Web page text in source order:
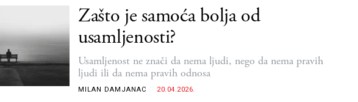
Zašto je samoća bolja od
usamljenosti?
Usamljenost ne znači da nema ljudi, nego da nema pravih
ljudi ili da nema pravih odnosa
MILAN DAMJANAC 20.04.2026.